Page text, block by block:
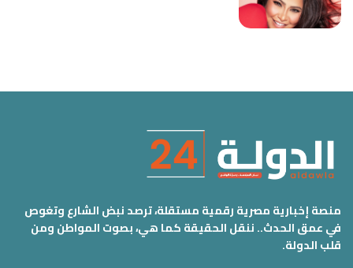
منصة إخبارية مصرية رقمية مستقلة، ترصد نبض الشارع وتغوص
في عمق الحدث.. ننقل الحقيقة كما هي، بصوت المواطن ومن
قلب الدولة.